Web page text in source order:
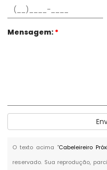
Mensagem: *
O texto acima "Cabeleireiro
reservado. Sua reprodução,